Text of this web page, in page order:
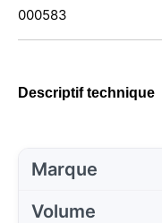
000583
Descriptif technique
Marque
Volume